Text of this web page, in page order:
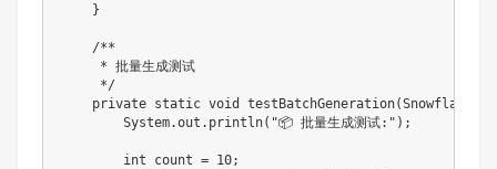
    }
    /**
     * 批量生成测试
     */
private static void
        System.out.println("📦 批量生成测试:");
        int count = 10;